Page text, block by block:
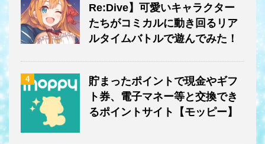
Re:Dive】可愛いキャラクター
たちがコミカルに動き回るリア
ルタイムバトルで遊んでみた！
4
貯まったポイントで現金やギフ
ト券、電子マネー等と交換でき
るポイントサイト【モッピー】